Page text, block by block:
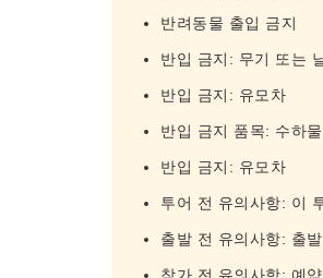
반려동물 출입 금지
반입 금지: 무기 또는
반입 금지: 유모차
반입 금지 품목: 수하
반입 금지: 유모차
투어 전 유의사항: 이
출발 전 유의사항: 출